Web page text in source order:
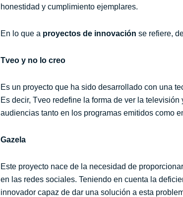
honestidad y cumplimiento ejemplares.
En lo que a proyectos de innovación se refiere,
Tveo y no lo creo
Es un proyecto que ha sido desarrollado con una
Es decir, Tveo redefine la forma de ver la
audiencias tanto en los programas emitidos como
Gazela
Este proyecto nace de la necesidad de
en las redes sociales. Teniendo en cuenta la
innovador capaz de dar una solución a esta